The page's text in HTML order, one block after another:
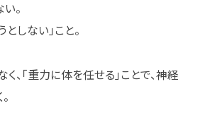
。
しない」こと。
、「重力に体を任せる」ことで、神経